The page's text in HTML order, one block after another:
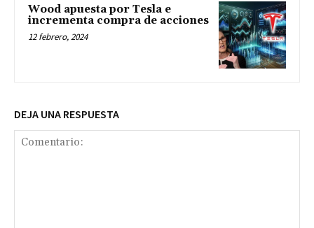
Wood apuesta por Tesla e
incrementa compra de acciones
12 febrero, 2024
DEJA UNA RESPUESTA